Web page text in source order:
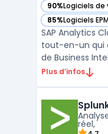
90%Logiciels
— voir SAP
85%Logiciels
— voir SAP
SAP Analytics
tout-en-un qui
de Business
planification
aux
de décision e ...
Plus d’infos
réel,